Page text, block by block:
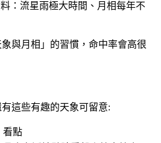
：流星雨極大時間、月相每年不
與月相 」的習慣，命中率會高很
這些有趣的天象可留意:
看點